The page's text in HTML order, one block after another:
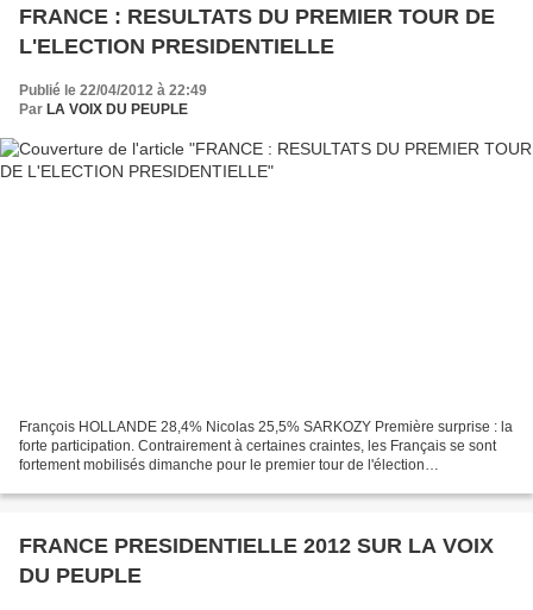
FRANCE : RESULTATS DU PREMIER TOUR DE
L'ELECTION PRESIDENTIELLE
Publié le 22/04/2012 à 22:49
Par LA VOIX DU PEUPLE
François HOLLANDE 28,4% Nicolas 25,5% SARKOZY Première surprise : la
forte participation. Contrairement à certaines craintes, les Français se sont
fortement mobilisés dimanche pour le premier tour de l'élection
FRANCE PRESIDENTIELLE 2012 SUR LA VOIX
DU PEUPLE